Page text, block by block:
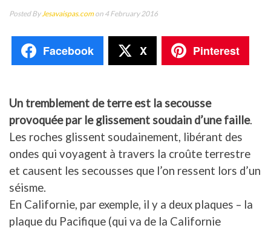
Posted ByJesavaispas.comon 4 February 2016
Facebook X Pinterest
Un tremblement de terre est la secousse
provoquée par le glissement soudain d’une faille.
Les roches glissent soudainement, libérant des
ondes qui voyagent à travers la croûte terrestre
et causent les secousses que l’on ressent lors d’un
séisme.
En Californie, par exemple, il y a deux plaques – la
plaque du Pacifique (qui va de la Californie